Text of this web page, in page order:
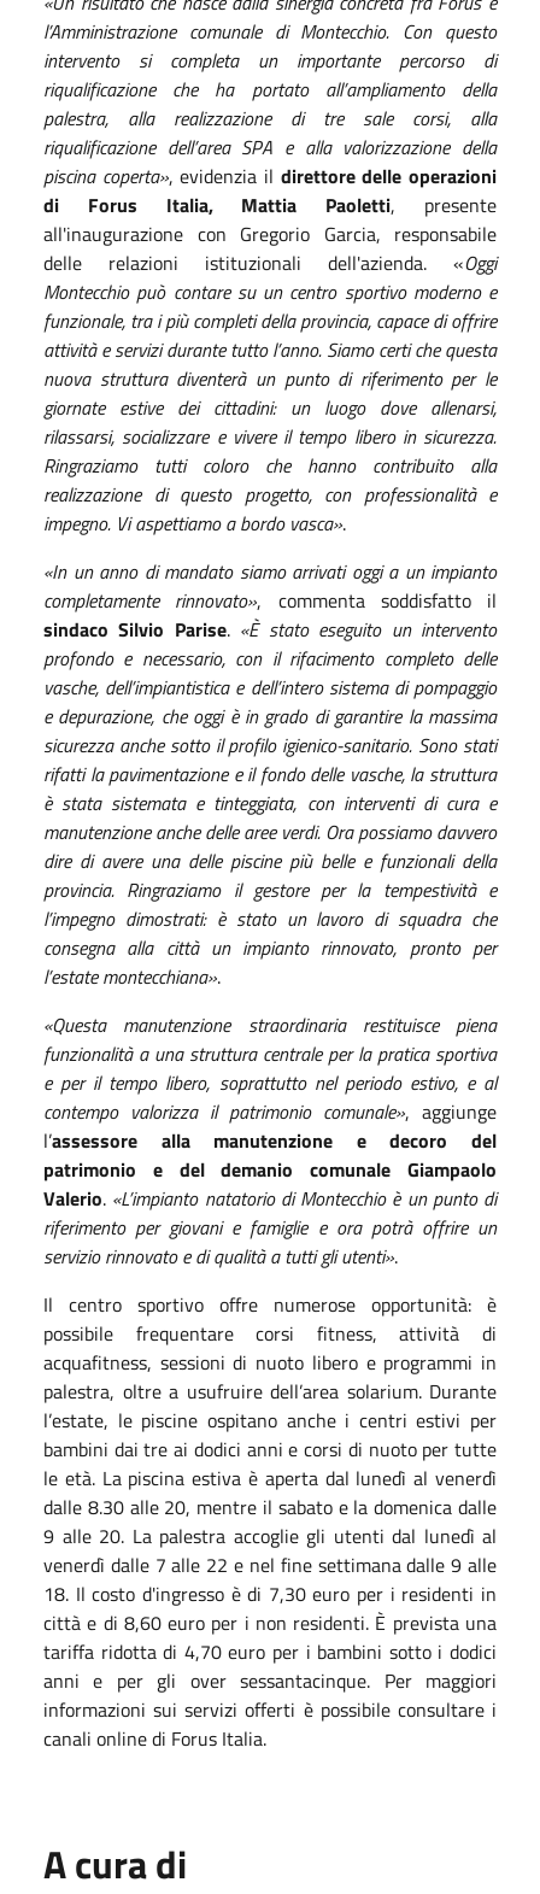
l’Amministrazione comunale di Montecchio. Con questo
intervento si completa un importante percorso di
riqualificazione che ha portato all’ampliamento della
palestra, alla realizzazione di tre sale corsi, alla
riqualificazione dell’area SPA e alla valorizzazione della
piscina coperta», evidenzia il direttore delle operazioni
di Forus Italia, Mattia Paoletti, presente
all'inaugurazione con Gregorio Garcia, responsabile
delle relazioni istituzionali dell'azienda. «Oggi
Montecchio può contare su un centro sportivo moderno e
funzionale, tra i più completi della provincia, capace di offrire
attività e servizi durante tutto l’anno. Siamo certi che questa
nuova struttura diventerà un punto di riferimento per le
giornate estive dei cittadini: un luogo dove allenarsi,
rilassarsi, socializzare e vivere il tempo libero in sicurezza.
Ringraziamo tutti coloro che hanno contribuito alla
realizzazione di questo progetto, con professionalità e
impegno. Vi aspettiamo a bordo vasca».
«In un anno di mandato siamo arrivati oggi a un impianto
completamente rinnovato», commenta soddisfatto il
sindaco Silvio Parise. «È stato eseguito un intervento
profondo e necessario, con il rifacimento completo delle
vasche, dell’impiantistica e dell’intero sistema di pompaggio
e depurazione, che oggi è in grado di garantire la massima
sicurezza anche sotto il profilo igienico-sanitario. Sono stati
rifatti la pavimentazione e il fondo delle vasche, la struttura
è stata sistemata e tinteggiata, con interventi di cura e
manutenzione anche delle aree verdi. Ora possiamo davvero
dire di avere una delle piscine più belle e funzionali della
provincia. Ringraziamo il gestore per la tempestività e
l’impegno dimostrati: è stato un lavoro di squadra che
consegna alla città un impianto rinnovato, pronto per
l’estate montecchiana».
«Questa manutenzione straordinaria restituisce piena
funzionalità a una struttura centrale per la pratica sportiva
e per il tempo libero, soprattutto nel periodo estivo, e al
contempo valorizza il patrimonio comunale», aggiunge
l’assessore alla manutenzione e decoro del
patrimonio e del demanio comunale Giampaolo
Valerio. «L’impianto natatorio di Montecchio è un punto di
riferimento per giovani e famiglie e ora potrà offrire un
servizio rinnovato e di qualità a tutti gli utenti».
Il centro sportivo offre numerose opportunità: è
possibile frequentare corsi fitness, attività di
acquafitness, sessioni di nuoto libero e programmi in
palestra, oltre a usufruire dell’area solarium. Durante
l’estate, le piscine ospitano anche i centri estivi per
bambini dai tre ai dodici anni e corsi di nuoto per tutte
le età. La piscina estiva è aperta dal lunedì al venerdì
dalle 8.30 alle 20, mentre il sabato e la domenica dalle
9 alle 20. La palestra accoglie gli utenti dal lunedì al
venerdì dalle 7 alle 22 e nel fine settimana dalle 9 alle
18. Il costo d'ingresso è di 7,30 euro per i residenti in
città e di 8,60 euro per i non residenti. È prevista una
tariffa ridotta di 4,70 euro per i bambini sotto i dodici
anni e per gli over sessantacinque. Per maggiori
informazioni sui servizi offerti è possibile consultare i
canali online di Forus Italia.
A cura di